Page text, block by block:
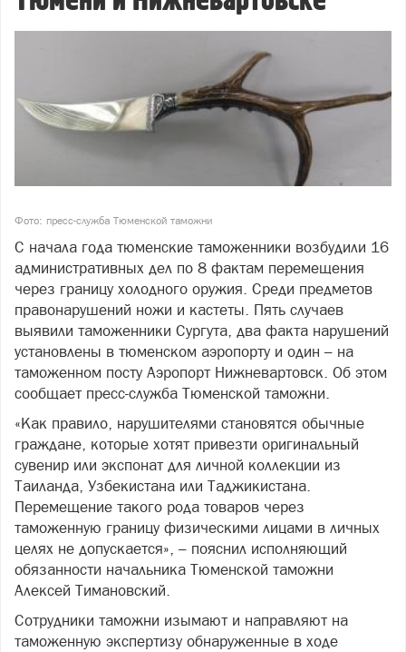
Фото: пресс-служба Тюменской таможни
С начала года тюменские таможенники возбудили 16
административных дел по 8 фактам перемещения
через границу холодного оружия. Среди предметов
правонарушений ножи и кастеты. Пять случаев
выявили таможенники Сургута, два факта нарушений
установлены в тюменском аэропорту и один – на
таможенном посту Аэропорт Нижневартовск. Об этом
сообщает пресс-служба Тюменской таможни.
«Как правило, нарушителями становятся обычные
граждане, которые хотят привезти оригинальный
сувенир или экспонат для личной коллекции из
Таиланда, Узбекистана или Таджикистана.
Перемещение такого рода товаров через
таможенную границу физическими лицами в личных
целях не допускается», – пояснил исполняющий
обязанности начальника Тюменской таможни
Алексей Тимановский.
Сотрудники таможни изымают и направляют на
таможенную экспертизу обнаруженные в ходе